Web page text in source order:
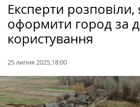
Експерти розповіли,
оформити город за
користування
25 липня 2025,18:00